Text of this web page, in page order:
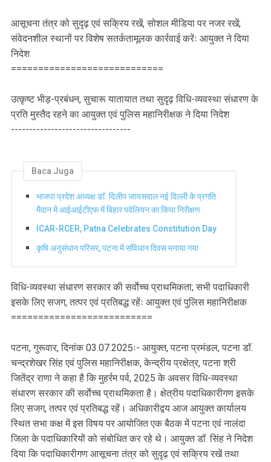
आसूचना तंत्र को सुदृढ़ एवं सक्रिय रखें, सोशल मीडिया पर नजर रखें;
संवेदनशील स्थानों पर विशेष सतर्कतामूलक कार्रवाई करेंः आयुक्त ने दिया
निदेश
============================
उत्कृष्ट भीड़-प्रबंधन, सुचारू यातायात तथा सुदृढ़ विधि-व्यवस्था संधारण के
प्रति मुस्तैद रहने का आयुक्त एवं पुलिस महानिरीक्षक ने दिया निदेश
---------------------------------
Baca Juga
भाजपा प्रदेश अध्यक्ष डॉ. दिलीप जायसवाल नई दिल्ली के प्रगति
मैदान में आईआईटीएफ में बिहार पवेलियन का किया निरीक्षण
ICAR-RCER, Patna Celebrates Constitution Day
कृषि अनुसंधान परिसर, पटना में संविधान दिवस मनाया गया
विधि-व्यवस्था संधारण सरकार की सर्वाेच्च प्राथमिकता; सभी पदाधिकारी
इसके लिए सजग, तत्पर एवं प्रतिबद्ध रहेंः आयुक्त एवं पुलिस महानिरीक्षक
==========================
पटना, गुरूवार, दिनांक 03.07.2025ः- आयुक्त, पटना प्रमंडल, पटना डॉ.
चन्द्रशेखर सिंह एवं पुलिस महानिरीक्षक, केन्द्रीय प्रक्षेत्र, पटना श्री
जितेंद्र राणा ने कहा है कि मुहर्रम पर्व, 2025 के अवसर विधि-व्यवस्था
संधारण सरकार की सर्वाेच्च प्राथमिकता है। क्षेत्रीय पदाधिकारीगण इसके
लिए सजग, तत्पर एवं प्रतिबद्ध रहें। अधिकारीद्वय आज आयुक्त कार्यालय
स्थित सभा कक्ष में इस विषय पर आयोजित एक बैठक में पटना एवं नालंदा
जिला के पदाधिकारियों को संबोधित कर रहे थे। आयुक्त डॉ. सिंह ने निदेश
दिया कि पदाधिकारीगण आसूचना तंत्र को सुदृढ़ एवं सक्रिय रखें तथा